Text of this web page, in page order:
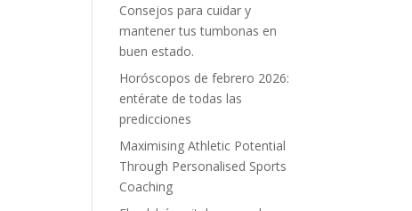
Consejos para cuidar y
mantener tus tumbonas en
buen estado.
Horóscopos de febrero 2026:
entérate de todas las
predicciones
Maximising Athletic Potential
Through Personalised Sports
Coaching